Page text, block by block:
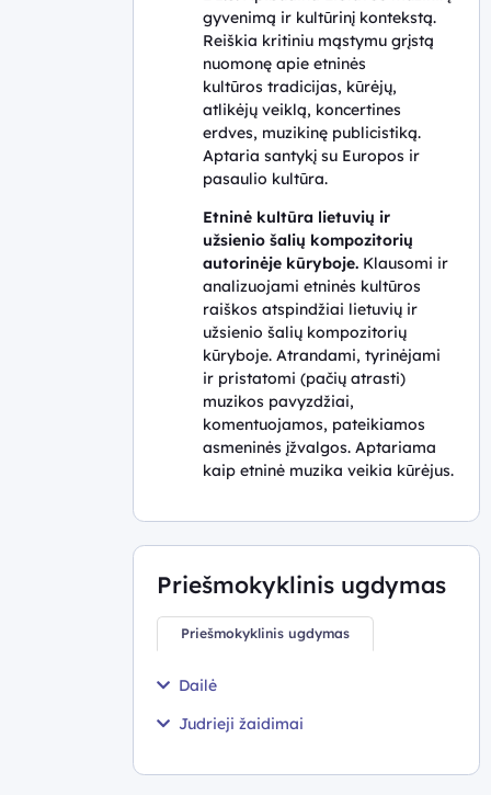
gyvenimą ir kultūrinį kontekstą.
Reiškia kritiniu mąstymu grįstą
nuomonę apie etninės
kultūros tradicijas, kūrėjų,
atlikėjų veiklą, koncertines
erdves, muzikinę publicistiką.
Aptaria santykį su Europos ir
pasaulio kultūra.
Etninė kultūra lietuvių ir
užsienio šalių kompozitorių
autorinėje kūryboje. Klausomi ir
analizuojami etninės kultūros
raiškos atspindžiai lietuvių ir
užsienio šalių kompozitorių
kūryboje. Atrandami, tyrinėjami
ir pristatomi (pačių atrasti)
muzikos pavyzdžiai,
komentuojamos, pateikiamos
asmeninės įžvalgos. Aptariama
kaip etninė muzika veikia kūrėjus.
Priešmokyklinis ugdymas
Priešmokyklinis ugdymas
Dailė
Judrieji žaidimai